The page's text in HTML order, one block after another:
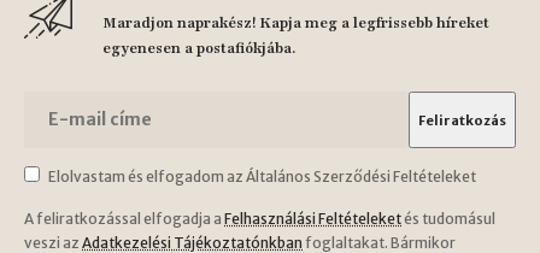
Maradjon naprakész! Kapja meg a legfrissebb híreket
egyenesen a postafiókjába.
Elolvastam és elfogadom az Általános Szerződési Feltételeket
A feliratkozással elfogadja a Felhasználási Feltételeketés tudomásul
veszi az Adatkezelési Tájékoztatónkban foglaltakat. Bármikor